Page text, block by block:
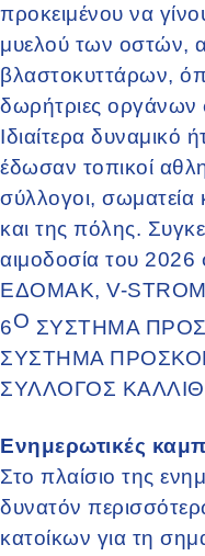
προκειμένου να
μυελού των οστών,
βλαστοκυττάρων,
δωρήτριες
Ιδιαίτερα
έδωσαν τοπικοί
σύλλογοι, σωματεία
και της πόλης.
αιμοδοσία του 2026
ΕΔΟΜΑΚ, V-
6Ο ΣΥΣΤΗΜΑ
ΣΥΣΤΗΜΑ
ΣΥΛΛΟΓΟΣ
Ενημερωτικές
Στο πλαίσιο της
δυνατόν
κατοίκων για τη